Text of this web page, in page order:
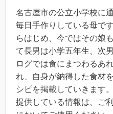
名古屋市の公立小学校に
毎日手作りしている母で
らはじめ、今ではその娘
て長男は小学五年生、次
ログでは食にまつわるあ
れ、自身が納得した食材
シピを掲載していきます
提供している情報は、ご